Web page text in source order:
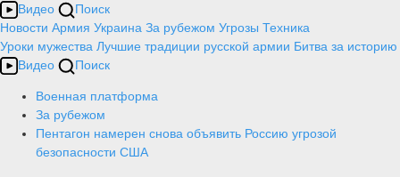
Видео
Поиск
Новости Армия Украина За рубежом Угрозы Техника
Уроки мужества Лучшие традиции русской армии Битва за историю
Видео
Поиск
Военная платформа
За рубежом
Пентагон намерен снова объявить Россию угрозой
безопасности США